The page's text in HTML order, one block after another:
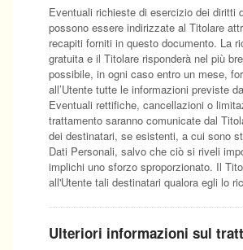
Eventuali richieste di esercizio dei diritti
possono essere indirizzate al Titolare
recapiti forniti in questo documento. La
gratuita e il Titolare risponderà nel più
possibile, in ogni caso entro un mese,
all’Utente tutte le informazioni previste
Eventuali rettifiche, cancellazioni o
trattamento saranno comunicate dal
dei destinatari, se esistenti, a cui sono
Dati Personali, salvo che ciò si riveli
implichi uno sforzo sproporzionato. Il
all'Utente tali destinatari qualora egli lo
Ulteriori informazioni sul